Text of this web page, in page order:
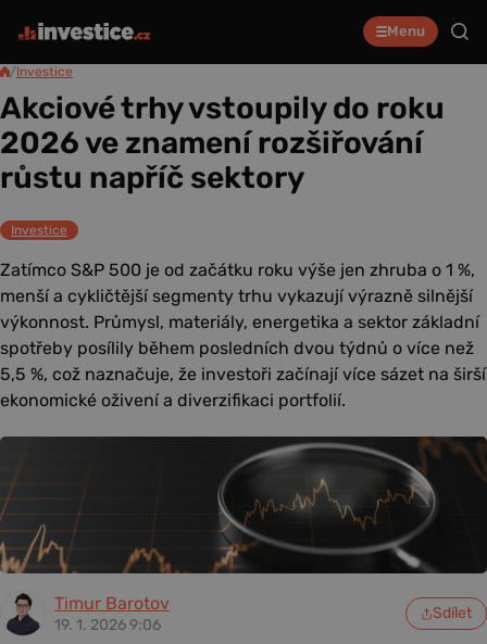
Menu
/Investice
Akciové trhy vstoupily do roku
2026 ve znamení rozšiřování
růstu napříč sektory
Investice
Zatímco S&P 500 je od začátku roku výše jen zhruba o 1 %,
menší a cykličtější segmenty trhu vykazují výrazně silnější
výkonnost. Průmysl, materiály, energetika a sektor základní
spotřeby posílily během posledních dvou týdnů o více než
5,5 %, což naznačuje, že investoři začínají více sázet na širší
ekonomické oživení a diverzifikaci portfolií.
Timur Barotov
19. 1. 2026 9:06
Sdílet